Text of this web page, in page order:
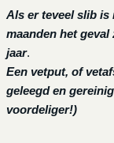
Als er teveel slib is
maanden het geval
jaar.
Een vetput, of
geleegd en
voordeliger!)